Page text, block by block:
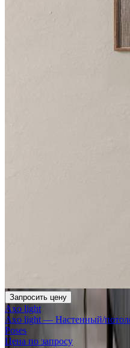
Запросить цену
Axo light
Axo light — Настенный/
Poses
Цена по запросу